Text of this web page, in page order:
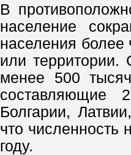
В
население
населения более
или территории.
менее 500
составляющие
Болгарии,
что численность
году.